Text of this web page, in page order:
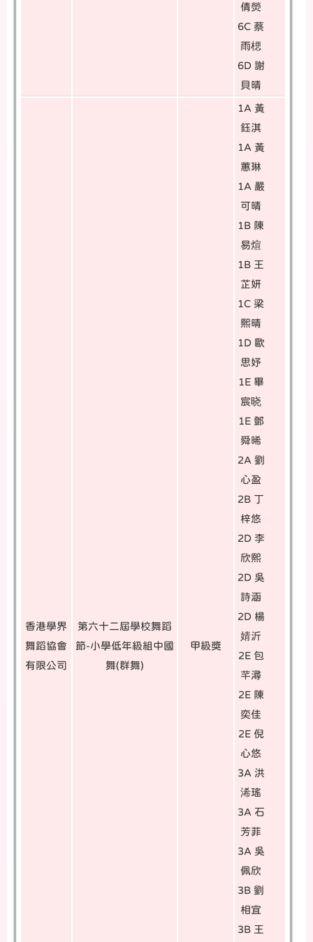
倩熒
6C 蔡
雨楒
6D 謝
貝晴
香港學界
舞蹈協會
有限公司
第六十二屆學校舞蹈
節-小學低年級組中國
舞(群舞)
甲級獎
1A 黃
鈺淇
1A 黃
蕙琳
1A 嚴
可晴
1B 陳
易煊
1B 王
芷妍
1C 梁
熙晴
1D 歐
思妤
1E 畢
宸晓
1E 鄧
舜晞
2A 劉
心盈
2B 丁
梓悠
2D 李
欣熙
2D 吳
詩涵
2D 楊
婧沂
2E 包
芊潯
2E 陳
奕佳
2E 倪
心悠
3A 洪
浠瑤
3A 石
芳菲
3A 吳
佩欣
3B 劉
相宜
3B 王